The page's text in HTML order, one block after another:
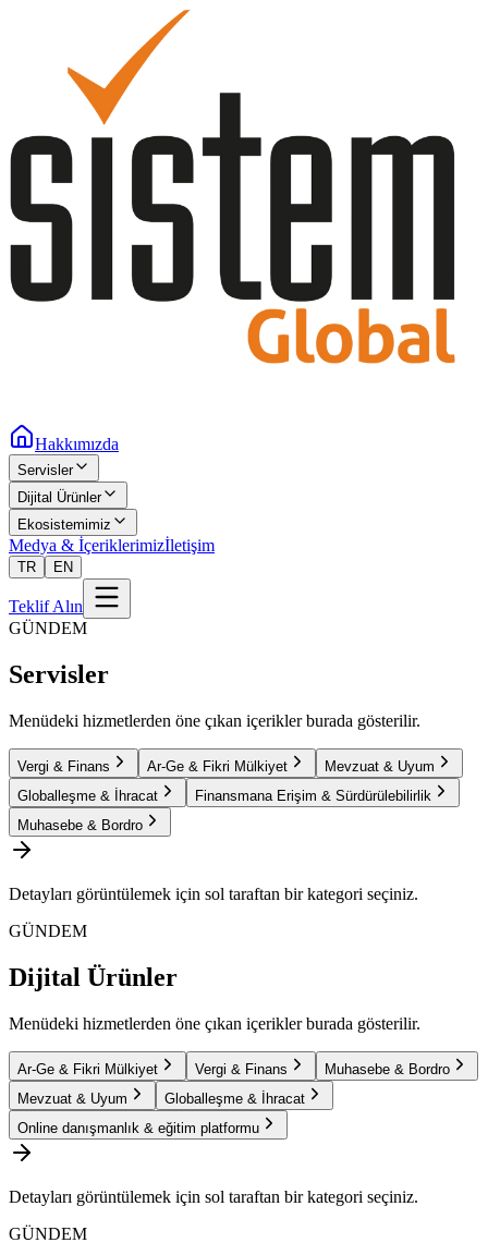
Hakkımızda
Servisler
Dijital Ürünler
Ekosistemimiz
Medya & İçeriklerimizİletişim
TR EN
Teklif Alın
GÜNDEM
Servisler
Menüdeki hizmetlerden öne çıkan içerikler burada gösterilir.
Vergi & Finans Ar-Ge & Fikri Mülkiyet
Mevzuat & Uyum
Globalleşme & İhracat
Finansmana Erişim & Sürdürülebilirlik
Muhasebe & Bordro
Detayları görüntülemek için sol taraftan bir kategori seçiniz.
GÜNDEM
Dijital Ürünler
Menüdeki hizmetlerden öne çıkan içerikler burada gösterilir.
Ar-Ge & Fikri Mülkiyet Vergi & Finans
Muhasebe & Bordro
Mevzuat & Uyum
Globalleşme & İhracat
Online danışmanlık & eğitim platformu
Detayları görüntülemek için sol taraftan bir kategori seçiniz.
GÜNDEM